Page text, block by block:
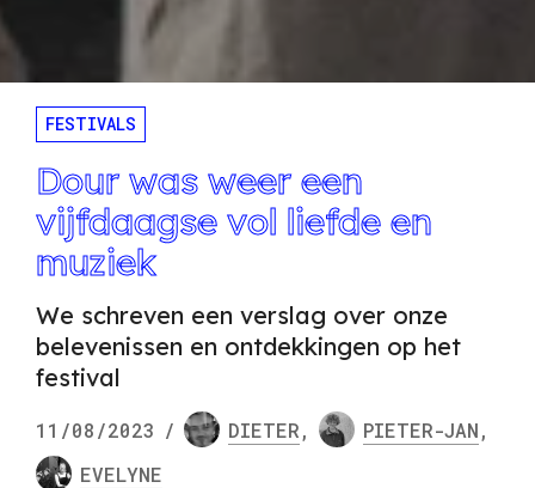
FESTIVALS
Dour was weer een
vijfdaagse vol liefde en
muziek
We schreven een verslag over onze
belevenissen en ontdekkingen op het
festival
11/08/2023 / DIETER, PIETER-JAN,
EVELYNE